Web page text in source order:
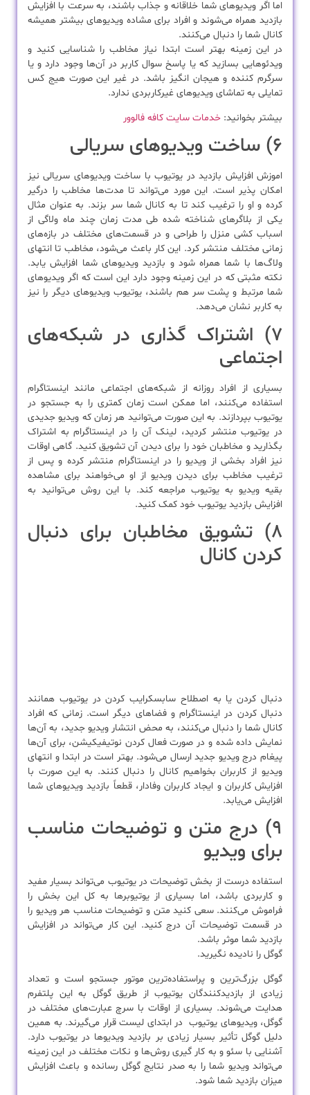
اما اگر ویدیوهای شما خلاقانه و جذاب باشند، به سرعت با افزایش
بازدید همراه می‌شوند و افراد برای مشاده ویدیوهای بیشتر همیشه
کانال شما را دنبال می‌کنند.
در این زمینه بهتر است ابتدا نیاز مخاطب را شناسایی کنید و
ویدئوهایی بسازید که یا پاسخ سوال کاربر در آن‌ها وجود دارد و یا
سرگرم کننده و هیجان انگیز باشد. در غیر این صورت هیج کس
تمایلی به تماشای ویدیوهای غیرکاربردی ندارد.
بیشتر بخوانید: خدمات سایت کافه فالوور
۶) ساخت ویدیوهای سریالی
اموزش افزایش بازدید در یوتیوب با ساخت ویدیوهای سریالی نیز
امکان پذیر است. این مورد می‌تواند تا مدت‌ها مخاطب را درگیر
کرده و او را ترغیب کند تا به کانال شما سر بزند. به عنوان مثال
یکی از بلاگرهای شناخته شده طی مدت زمان چند ماه ولاگی از
اسباب کشی منزل را طراحی و در قسمت‌های مختلف در بازه‌های
زمانی مختلف منتشر کرد. این کار باعث می‌شود، مخاطب تا انتهای
ولاگ‌ها با شما همراه شود و بازدید ویدیوهای شما افزایش یابد.
نکته مثبتی که در این زمینه وجود دارد این است که اگر ویدیوهای
شما مرتبط و پشت سر هم باشند، یوتیوب ویدیوهای دیگر را نیز
به کاربر نشان می‌دهد.
۷) اشتراک گذاری در شبکه‌های
اجتماعی
بسیاری از افراد روزانه از شبکه‌های اجتماعی مانند اینستاگرام
استفاده می‌کنند، اما ممکن است زمان کمتری را به جستجو در
یوتیوب بپردازند. به این صورت می‌توانید هر زمان که ویدیو جدیدی
در یوتیوب منتشر کردید، لینک آن را در اینستاگرام به اشتراک
بگذارید و مخاطبان خود را برای دیدن آن تشویق کنید. گاهی اوقات
نیز افراد بخشی از ویدیو را در اینستاگرام منتشر کرده و پس از
ترغیب مخاطب برای دیدن ویدیو از او می‌خواهند برای مشاهده
بقیه ویدیو به یوتیوب مراجعه کند. با این روش می‌توانید به
افزایش بازدید یوتیوب خود کمک کنید.
۸) تشویق مخاطبان برای دنبال
کردن کانال
دنبال کردن یا به اصطلاح سابسکرایب کردن در یوتیوب همانند
دنبال کردن در اینستاگرام و فضاهای دیگر است. زمانی که افراد
کانال شما را دنبال می‌کنند، به محض انتشار ویدیو جدید، به آن‌ها
نمایش داده شده و در صورت فعال کردن نوتیفیکیشن، برای آن‌ها
پیغام درج ویدیو جدید ارسال می‌شود. بهتر است در ابتدا و انتهای
ویدیو از کاربران بخواهیم کانال را دنبال کنند. به این صورت با
افزایش کاربران و ایجاد کاربران وفادار، قطعاً بازدید ویدیوهای شما
افزایش می‌یابد.
۹) درج متن و توضیحات مناسب
برای ویدیو
استفاده درست از بخش توضیحات در یوتیوب می‌تواند بسیار مفید
و کاربردی باشد، اما بسیاری از یوتیوبرها به کل این بخش را
فراموش می‌کنند. سعی کنید متن و توضیحات مناسب هر ویدیو را
در قسمت توضیحات آن درج کنید. این کار می‌تواند در افزایش
بازدید شما موثر باشد.
گوگل را نادیده نگیرید.
گوگل بزرگ‌ترین و پراستفاده‌ترین موتور جستجو است و تعداد
زیادی از بازدیدکنندگان یوتیوب از طریق گوگل به این پلتفرم
هدایت می‌شوند. بسیاری از اوقات با سرچ عبارت‌های مختلف در
گوگل، ویدیوهای یوتیوب در ابتدای لیست قرار می‌گیرند. به همین
دلیل گوگل تأثیر بسیار زیادی بر بازدید ویدیوها در یوتیوب دارد.
آشنایی با سئو و به کار گیری روش‌ها و نکات مختلف در این زمینه
می‌تواند ویدیو شما را به صدر نتایج گوگل رسانده و باعث افزایش
میزان بازدید شما شود.